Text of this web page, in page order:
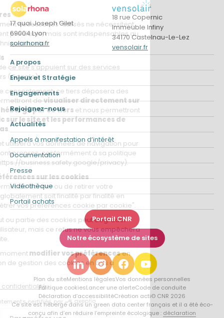
17 quai Joseph Gilet
69004 Lyon
solarhona.fr
18 rue Copernic
Immeuble Infiny
34170 Castelnau-Le-Lez
vensolair.fr
A propos
Enjeux et Stratégie
Engagements
Rejoignez-nous
Actualités
Appels à manifestation d’intérêt
Documentation
Presse
Vidéothèque
Portail achats
Portail CNR
Notre écosystème de sites
Plan du siteMentions légalesVos données personnelles
Politique cookiesLancer une alerteCode de conduite
Déclaration d’accessibilitéCréation acti© CNR 2026
Ce site est hébergé dans un green data center français et il a été éco-
conçu afin d’en réduire l’empreinte écologique : déclaration